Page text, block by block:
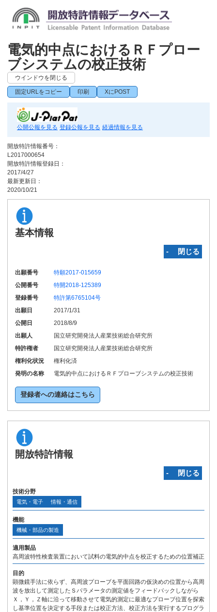
電気的中点におけるＲＦプロー
ブシステムの校正技術
ウインドウを閉じる
固定URLをコピー 印刷 XにPOST
公開公報を見る 登録公報を見る 経過情報を見る
開放特許情報番号：
L2017000654
開放特許情報登録日：
2017/4/27
最新更新日：
2020/10/21
基本情報
‐ 閉じる
出願番号
特願2017-015659
公開番号
特開2018-125389
登録番号
特許第6765104号
出願日
2017/1/31
公開日
2018/8/9
出願人
国立研究開発法人産業技術総合研究所
特許権者
国立研究開発法人産業技術総合研究所
権利化状況
権利化済
発明の名称
電気的中点におけるＲＦプローブシステムの校正技術
登録者への連絡はこちら
開放特許情報
‐ 閉じる
技術分野
電気・電子 情報・通信
機能
機械・部品の製造
適用製品
高周波特性検査装置において試料の電気的中点を校正するための位置補正
目的
顕微鏡手法に依らず、高周波プローブを平面回路の仮決めの位置から高周
波を放出して測定したＳパラメータの測定値をフィードバックしながら
Ｘ，Ｙ，Ｚ軸に沿って移動させて電気的測定に最適なプローブ位置を探索
し基準位置を決定する手段または校正方法、校正方法を実行するプログラ